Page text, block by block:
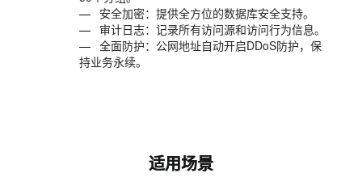
— 安全加密：提供全方位的数据库安全支持。
— 审计日志：记录所有访问源和访问行为信息。
— 全面防护：公网地址自动开启DDoS防护，保
持业务永续。
适用场景